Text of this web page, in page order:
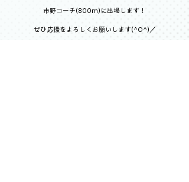
市野コーチ(800m)に出場します！
ぜひ応援をよろしくお願いします(^O^)／